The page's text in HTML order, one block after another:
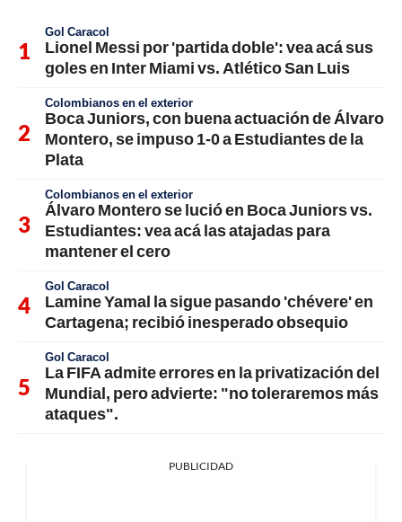
Gol Caracol
Lionel Messi por 'partida doble': vea acá sus
goles en Inter Miami vs. Atlético San Luis
Colombianos en el exterior
Boca Juniors, con buena actuación de Álvaro
Montero, se impuso 1-0 a Estudiantes de la
Plata
Colombianos en el exterior
Álvaro Montero se lució en Boca Juniors vs.
Estudiantes: vea acá las atajadas para
mantener el cero
Gol Caracol
Lamine Yamal la sigue pasando 'chévere' en
Cartagena; recibió inesperado obsequio
Gol Caracol
La FIFA admite errores en la privatización del
Mundial, pero advierte: "no toleraremos más
ataques".
PUBLICIDAD